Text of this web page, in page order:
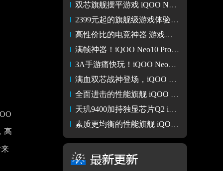
高
双芯旗舰摆平游戏 iQOO Neo10游戏手机好选择
2399元起的旗舰级游戏体验 iQOO Neo10值得选择
高性价比的电竞神器 游戏党换机就选iQOO Neo10 Pro
满帧神器！iQOO Neo10 Pro双芯实力太强了
3A手游痛快玩！iQOO Neo10 Pro配置太顶了
满血双芯战神登场，iQOO Neo10 Pro带来PC级手游体验！
全面进击的性能旗舰 iQOO Neo 10 Pro评测
天玑9400加持独显芯片Q2 iQOO Neo 10 Pro性能专项评测
素质更均衡的性能旗舰 iQOO Neo10 Pro评测